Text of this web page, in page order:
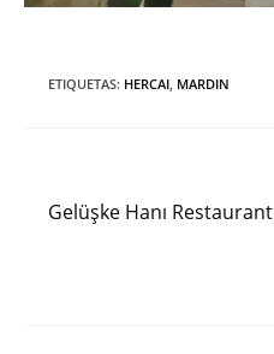
ETIQUETAS: HERCAI, MARDIN
más
artículos
Gelüşke Hanı Restaurant